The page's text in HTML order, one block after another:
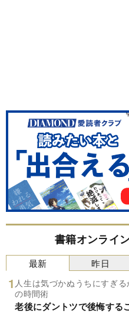
書籍オンライ
最新
人生は気づかぬうちにすぎ
の時間術
老後にダントツで後悔する
昨日